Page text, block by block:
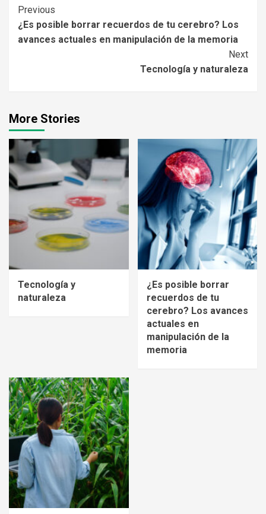
Continue
Reading
Previous
¿Es posible borrar recuerdos de tu cerebro? Los
avances actuales en manipulación de la memoria
Next
Tecnología y naturaleza
More Stories
Tecnología y
naturaleza
¿Es posible borrar
recuerdos de tu
cerebro? Los avances
actuales en
manipulación de la
memoria